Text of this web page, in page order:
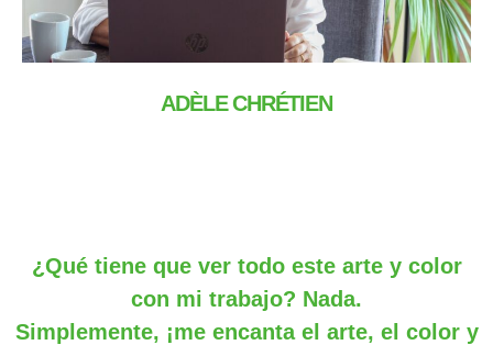
ADÈLE CHRÉTIEN
¿Qué tiene que ver todo este arte y color
con mi trabajo? Nada.
Simplemente, ¡me encanta el arte, el color y